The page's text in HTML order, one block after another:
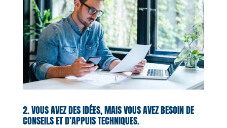
2. VOUS AVEZ DES IDÉES, MAIS VOUS AVEZ BESOIN DE
CONSEILS ET D’APPUIS TECHNIQUES.